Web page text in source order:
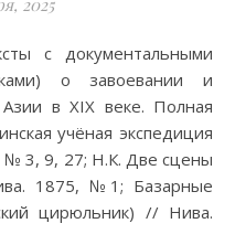
2025
о завоевании и
в XIX веке. Полная
учёная экспедиция
3, 9, 27; Н.К. Две сцены
1875, №1; Базарные
цирюльник) // Нива.